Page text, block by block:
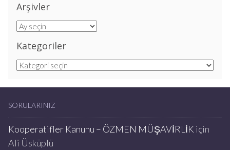
Arşivler
Arşivler
Kategoriler
Kategoriler
SORULARINIZ
Kooperatifler Kanunu – ÖZMEN MÜŞAVİRLİK için
Ali Üsküplü